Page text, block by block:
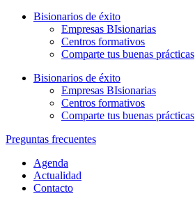
Bisionarios de éxito
Empresas BIsionarias
Centros formativos
Comparte tus buenas prácticas
Bisionarios de éxito
Empresas BIsionarias
Centros formativos
Comparte tus buenas prácticas
Preguntas frecuentes
Agenda
Actualidad
Contacto